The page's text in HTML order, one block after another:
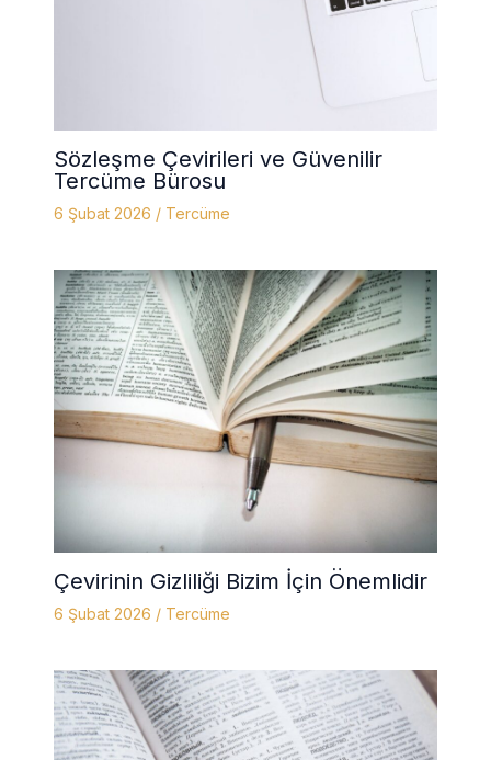
Sözleşme Çevirileri ve Güvenilir
Tercüme Bürosu
6 Şubat 2026 / Tercüme
Çevirinin Gizliliği Bizim İçin Önemlidir
6 Şubat 2026 / Tercüme